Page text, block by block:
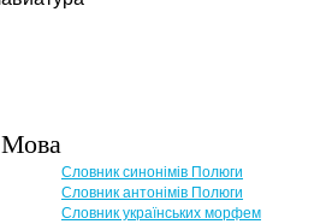
Мова
Словник синонімів Полюги
Словник антонімів Полюги
Словник українських морфем